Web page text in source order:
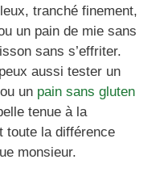
tranché finement,
un pain de mie sans
sans s’effriter.
aussi tester un
un pain sans gluten
tenue à la
toute la différence
monsieur.